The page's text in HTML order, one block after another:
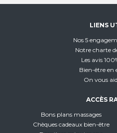
LIENS
Nos 5
Notre charte
Les avis
Bien-être en
On vous
ACCÈS
Bons plans massages
Chèques cadeaux bien-être